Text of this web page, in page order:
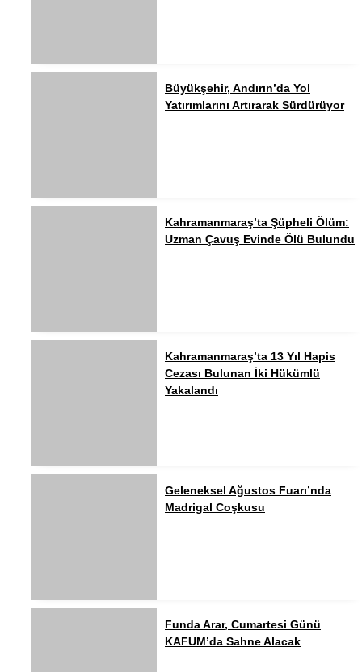
Büyükşehir, Andırın’da Yol
Yatırımlarını Artırarak Sürdürüyor
Kahramanmaraş’ta Şüpheli Ölüm:
Uzman Çavuş Evinde Ölü Bulundu
Kahramanmaraş’ta 13 Yıl Hapis
Cezası Bulunan İki Hükümlü
Yakalandı
Geleneksel Ağustos Fuarı’nda
Madrigal Coşkusu
Funda Arar, Cumartesi Günü
KAFUM’da Sahne Alacak